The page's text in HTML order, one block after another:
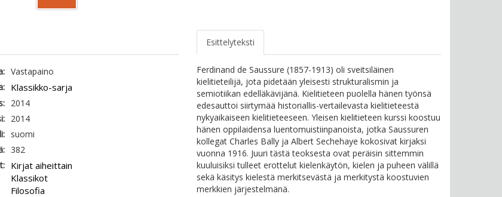
Vastapaino
Klassikko-sarja
2014
2014
suomi
382
Kirjat aiheittain
Klassikot
Filosofia
Esittelyteksti
Ferdinand de Saussure (1857-1913) oli sveitsiläinen
kielitieteilijä, jota pidetään yleisesti strukturalismin ja
semiotiikan edelläkävijänä. Kielitieteen puolella hänen työnsä
edesauttoi siirtymää historiallis-vertailevasta kielitieteestä
nykyaikaiseen kielitieteeseen. Yleisen kielitieteen kurssi koostuu
hänen oppilaidensa luentomuistiinpanoista, jotka Saussuren
kollegat Charles Bally ja Albert Sechehaye kokosivat kirjaksi
vuonna 1916. Juuri tästä teoksesta ovat peräisin sittemmin
kuuluisiksi tulleet erottelut kielenkäytön, kielen ja puheen välillä
sekä käsitys kielestä merkitsevästä ja merkitystä koostuvien
merkkien järjestelmänä.